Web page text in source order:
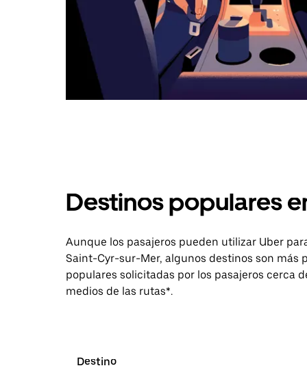
Destinos populares
Aunque los pasajeros pueden utilizar Uber
Saint-Cyr-sur-Mer, algunos destinos son más
populares solicitadas por los pasajeros cerca
medios de las rutas*.
Destino